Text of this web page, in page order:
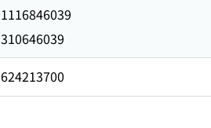
1116846039
310646039
624213700